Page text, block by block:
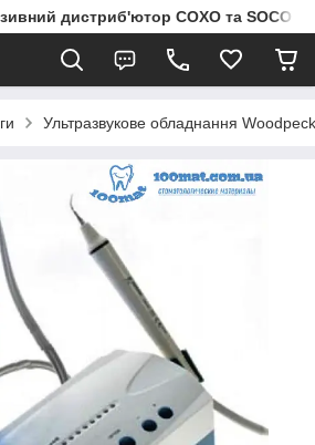
дистриб'ютор COXO та SOCO в
Ультразвукове обладнання